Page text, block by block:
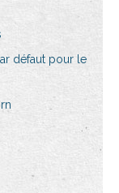
défaut pour le